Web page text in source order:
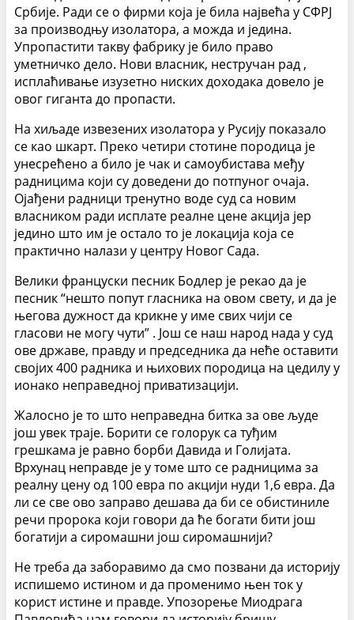
Србије. Ради се о фирми која је била највећа у СФРЈ
за производњу изолатора, а можда и једина.
Упропастити такву фабрику је било право
уметничко дело. Нови власник, нестручан рад ,
исплаћивање изузетно ниских доходака довело је
овог гиганта до пропасти.
На хиљаде извезених изолатора у Русију показало
се као шкарт. Преко четири стотине породица је
унесрећено а било је чак и самоубистава међу
радницима који су доведени до потпуног очаја.
Ојађени радници тренутно воде суд са новим
власником ради исплате реалне цене акција јер
једино што им је остало то је локација која се
практично налази у центру Новог Сада.
Велики француски песник Бодлер је рекао да је
песник “нешто попут гласника на овом свету, и да је
његова дужност да крикне у име свих чији се
гласови не могу чути” . Још се наш народ нада у суд
ове државе, правду и председника да неће оставити
својих 400 радника и њихових породица на цедилу у
ионако неправедној приватизацији.
Жалосно је то што неправедна битка за ове људе
још увек траје. Борити се голорук са туђим
грешкама је равно борби Давида и Голијата.
Врхунац неправде је у томе што се радницима за
реалну цену од 100 евра по акцији нуди 1,6 евра. Да
ли се све ово заправо дешава да би се обистиниле
речи пророка који говори да ће богати бити још
богатији а сиромашни још сиромашнији?
Не треба да заборавимо да смо позвани да историју
испишемо истином и да променимо њен ток у
корист истине и правде. Упозорење Миодрага